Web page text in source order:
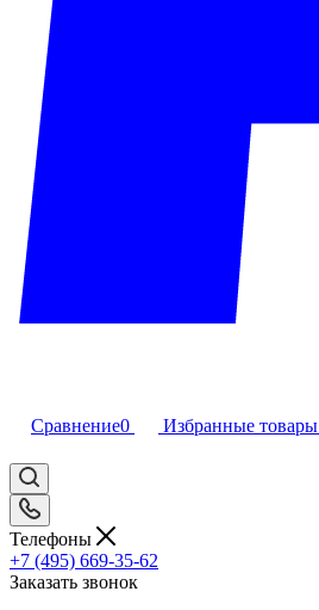
Сравнение0 Избранные товары
Телефоны
+7 (495) 669-35-62
Заказать звонок